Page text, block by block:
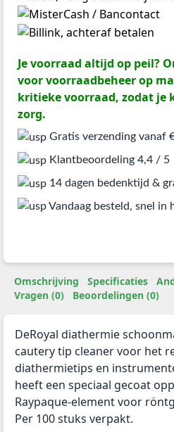
Je voorraad altijd op peil?
voor voorraadbeheer op
kritieke voorraad, zodat je
zorg.
Gratis verzending vanaf
Klantbeoordeling 4,4 / 5
14 dagen bedenktijd &
Vandaag besteld, snel in
Omschrijving Specificaties
Vragen (0)
Beoordelingen (0)
DeRoyal diathermie
cautery tip cleaner voor het
diathermietips en
heeft een speciaal gecoat
Raypaque-element voor
Per 100 stuks verpakt.